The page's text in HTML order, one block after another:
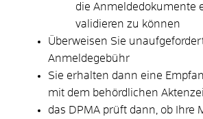
die Anmeldedokumente
validieren zu können
Überweisen Sie
Anmeldegebühr
Sie erhalten dann eine
mit dem behördlichen
das DPMA prüft dann, ob Ihre